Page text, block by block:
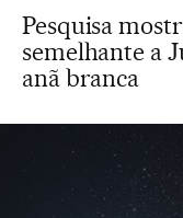
Pesquisa
semelhante a
anã branca